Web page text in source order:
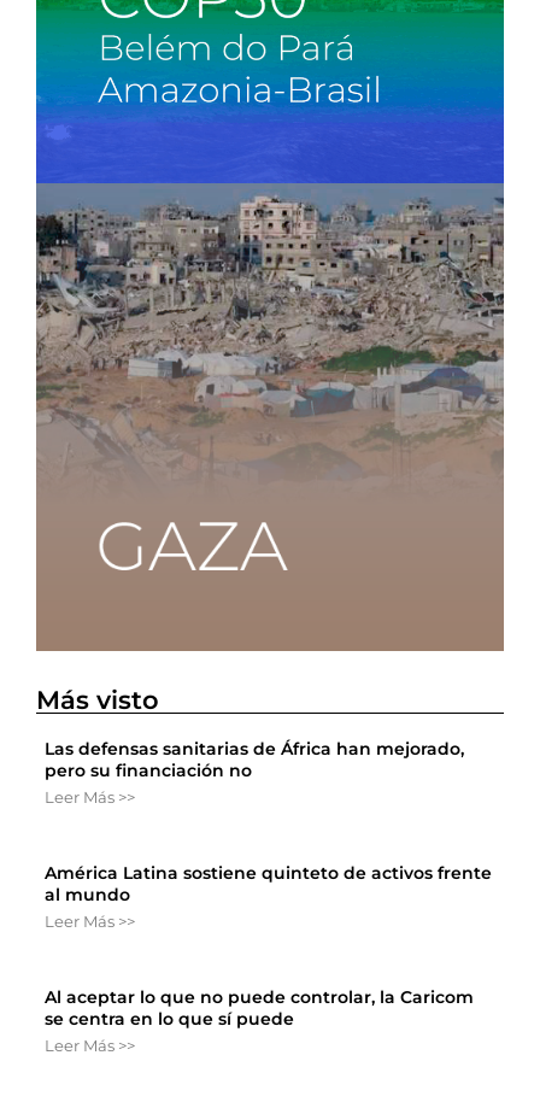
Más visto
Las defensas sanitarias de África han mejorado,
pero su financiación no
Leer Más >>
América Latina sostiene quinteto de activos frente
al mundo
Leer Más >>
Al aceptar lo que no puede controlar, la Caricom
se centra en lo que sí puede
Leer Más >>